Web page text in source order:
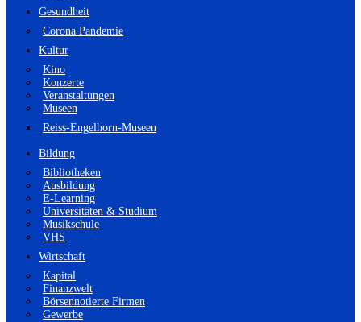
Gesundheit
Corona Pandemie
Kultur
Kino
Konzerte
Veranstaltungen
Museen
Reiss-Engelhorn-Museen
Bildung
Bibliotheken
Ausbildung
E-Learning
Universitäten & Studium
Musikschule
VHS
Wirtschaft
Kapital
Finanzwelt
Börsennotierte Firmen
Gewerbe